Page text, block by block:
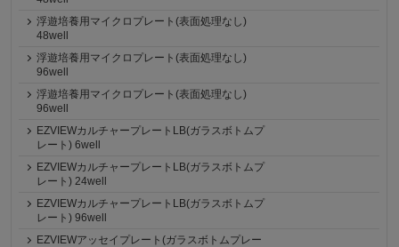
浮遊培養用マイクロプレート(表面処理なし)
48well
浮遊培養用マイクロプレート(表面処理なし)
96well
浮遊培養用マイクロプレート(表面処理なし)
96well
EZVIEWカルチャープレートLB(ガラスボトムプ
レート) 6well
EZVIEWカルチャープレートLB(ガラスボトムプ
レート) 24well
EZVIEWカルチャープレートLB(ガラスボトムプ
レート) 96well
EZVIEWアッセイプレート(ガラスボトムプレー